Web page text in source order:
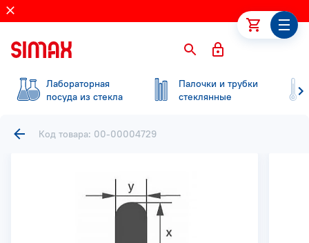
Лабораторная
посуда из стекла
Палочки и трубки
стеклянные
Код товара: 00-00004729